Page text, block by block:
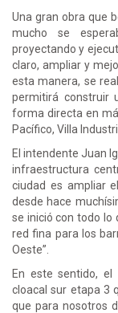
Una gran obra que
mucho se
proyectando y
claro, ampliar y
esta manera, se
permitirá construir
forma directa en
Pacífico, Villa
El intendente Juan
infraestructura
ciudad es ampliar
desde hace
se inició con todo lo
red fina para los
Oeste”.
En este sentido, el
cloacal sur etapa 3
que para nosotros